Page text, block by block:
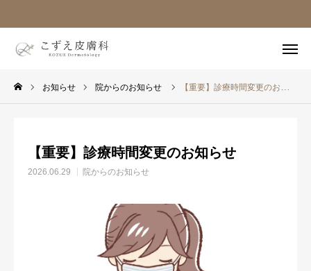
お知らせ 院からのお知らせ 【重要】診療時間変更のお知らせ
【重要】診療時間変更のお知らせ
2026.06.29 院からのお知らせ
ホーム
web予約
ホーム